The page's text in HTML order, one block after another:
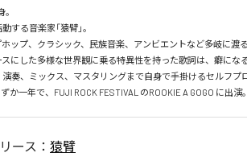
か一年で、FUJI ROCK FESTIVAL のROOKIE A GOGO に出演。
ース： 猿臂